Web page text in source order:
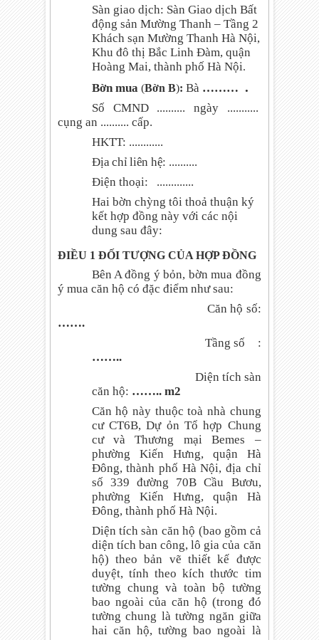
Sàn giao dịch: Sàn Giao dịch Bất
động sản Mường Thanh – Tầng 2
Khách sạn Mường Thanh Hà Nội,
Khu đô thị Bắc Linh Đàm, quận
Hoàng Mai, thành phố Hà Nội.
Bờn mua (Bờn B):Bà ……… .
Số CMND .......... ngày ...........
cụng an .......... cấp.
HKTT: ............
Địa chỉ liên hệ: ..........
Điện thoại:
.............
Hai bờn chỳng tôi thoả thuận ký
kết hợp đồng này với các nội
dung sau đây:
ĐIỀU 1 ĐỐI TƯỢNG CỦA HỢP ĐỒNG
Bên A đồng ý bỏn, bờn mua đồng
ý mua căn hộ có đặc điểm như sau:
Căn hộ số:
…….
Tầng số
:
……..
Diện tích sàn
căn hộ: …….. m2
Căn hộ này thuộc toà nhà chung
cư CT6B, Dự ỏn Tổ hợp Chung
cư và Thương mại Bemes –
phường Kiến Hưng, quận Hà
Đông, thành phố Hà Nội, địa chỉ
số 339 đường 70B Cầu Bươu,
phường Kiến Hưng, quận Hà
Đông, thành phố Hà Nội.
Diện tích sàn căn hộ (bao gồm cả
diện tích ban công, lô gia của căn
hộ) theo bản vẽ thiết kế được
duyệt, tính theo kích thước tim
tường chung và toàn bộ tường
bao ngoài của căn hộ (trong đó
tường chung là tường ngăn giữa
hai căn hộ, tường bao ngoài là